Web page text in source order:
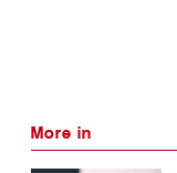
More in